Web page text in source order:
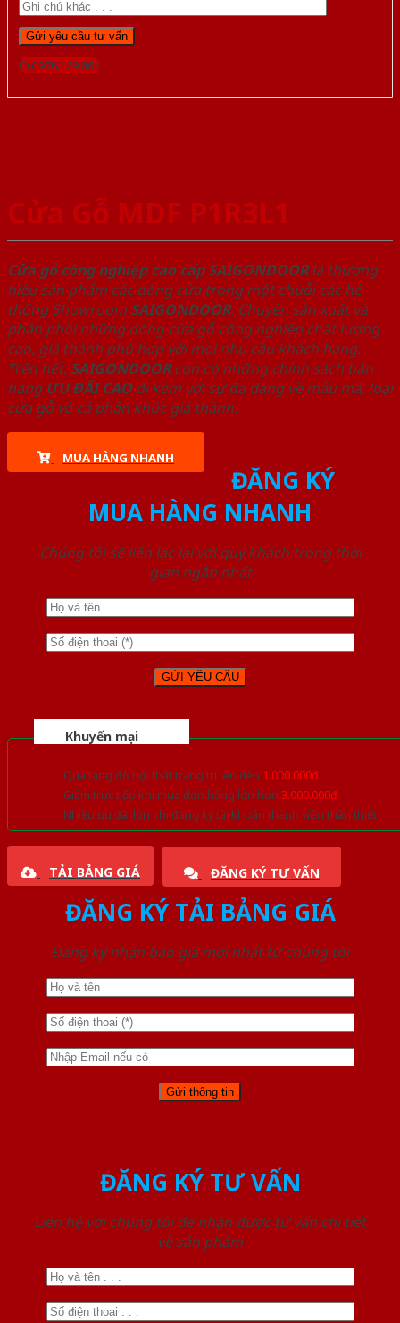
Gọi 0976.169.864
Cửa Gỗ MDF P1R3L1
Cửa gỗ công nghiệp cao cấp SAIGONDOORlà thương
hiệu sản phẩm các dòng cửa trong một chuỗi các hệ
thống Showroom SAIGONDOOR. Chuyên sản xuất và
phân phối những dòng cửa gỗ công nghiệp chất lượng
cao, giá thành phù hợp với mọi nhu cầu khách hàng.
Trên hết, SAIGONDOORcòn có những chính sách bán
hàng ƯU ĐÃI CAOđi kèm với sự đa dạng về mẫu mã, loại
cửa gỗ và cả phân khúc giá thành.
MUA HÀNG NHANH
ĐĂNG KÝ
MUA HÀNG NHANH
Chúng tôi sẽ liên lạc lại với quý khách trong thời
gian ngắn nhất
Khuyến mại
Quà tặng đồ nội thất trang trí lên đến 1.000.000đ
Giảm trực tiếp khi mua đơn hàng lớn hơn 3.000.000đ
Nhiều ưu đãi lớn khi đăng ký tài khoản thành viên thân thiết
TẢI BẢNG GIÁ ĐĂNG KÝ TƯ VẤN
ĐĂNG KÝ TẢI BẢNG GIÁ
Đăng ký nhận báo giá mới nhất từ chúng tôi
ĐĂNG KÝ TƯ VẤN
Liên hệ với chúng tôi để nhận được tư vấn chi tiết
về sản phẩm